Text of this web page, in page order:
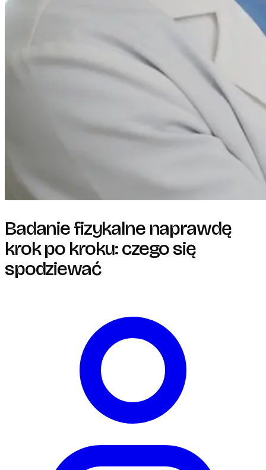
Badanie fizykalne naprawdę
krok po kroku: czego się
spodziewać